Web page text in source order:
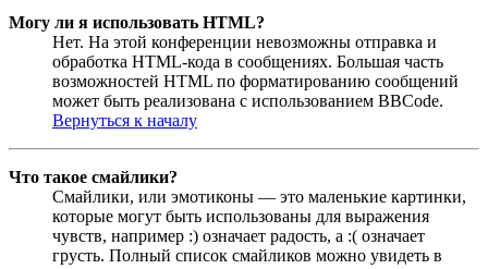
Могу ли я использовать HTML?
Нет. На этой конференции невозможны отправка и
обработка HTML-кода в сообщениях. Большая часть
возможностей HTML по форматированию сообщений
может быть реализована с использованием BBCode.
Вернуться к началу
Что такое смайлики?
Смайлики, или эмотиконы — это маленькие картинки,
которые могут быть использованы для выражения
чувств, например :) означает радость, а :( означает
грусть. Полный список смайликов можно увидеть в